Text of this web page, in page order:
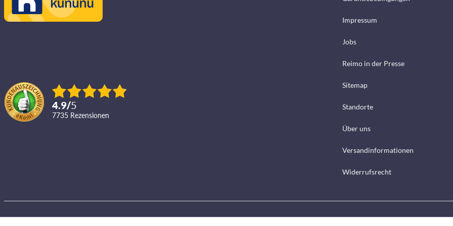
4.9/5
7735 Rezensionen
Impressum
Jobs
Reimo in der Presse
Sitemap
Standorte
Über uns
Versandinformationen
Widerrufsrecht